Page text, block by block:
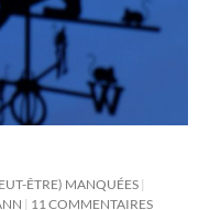
ÊTRE) MANQUÉES
11 COMMENTAIRES